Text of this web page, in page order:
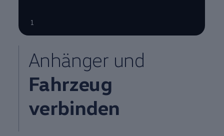
Verbleibende Zeit, --:--
1
Anhänger und
Fahrzeug
verbinden